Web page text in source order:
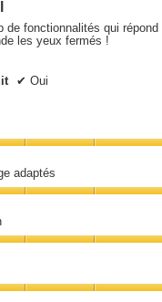
de fonctionnalités qui
les yeux fermés !
✔ Oui
adaptés